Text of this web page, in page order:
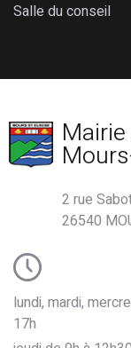
Salle du conseil
2 rue
26540
lundi, mardi,
17h